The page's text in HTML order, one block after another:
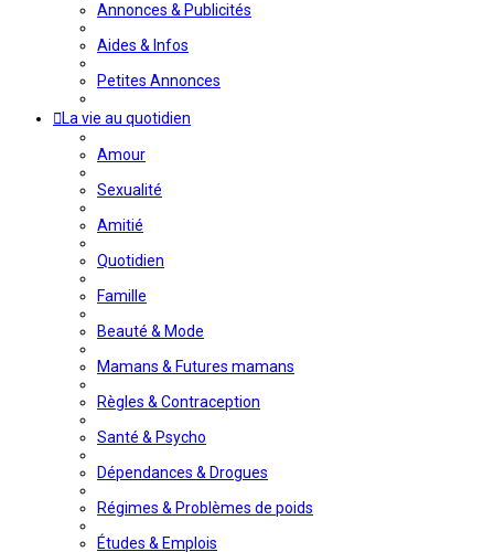
Annonces & Publicités
Aides & Infos
Petites Annonces
La vie au quotidien
Amour
Sexualité
Amitié
Quotidien
Famille
Beauté & Mode
Mamans & Futures mamans
Règles & Contraception
Santé & Psycho
Dépendances & Drogues
Régimes & Problèmes de poids
Études & Emplois